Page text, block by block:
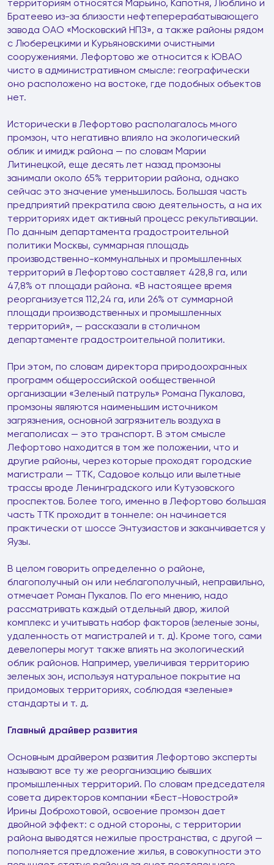
территориям относятся Марьино, Капотня, Люблино и
Братеево из-за близости нефтеперерабатывающего
завода ОАО «Московский НПЗ», а также районы рядом
с Люберецкими и Курьяновскими очистными
сооружениями. Лефортово же относится к ЮВАО
чисто в административном смысле: географически
оно расположено на востоке, где подобных объектов
нет.
Исторически в Лефортово располагалось много
промзон, что негативно влияло на экологический
облик и имидж района — по словам Марии
Литинецкой, еще десять лет назад промзоны
занимали около 65% территории района, однако
сейчас это значение уменьшилось. Большая часть
предприятий прекратила свою деятельность, а на их
территориях идет активный процесс рекультивации.
По данным департамента градостроительной
политики Москвы, суммарная площадь
производственно-коммунальных и промышленных
территорий в Лефортово составляет 428,8 га, или
47,8% от площади района. «В настоящее время
реорганизуется 112,24 га, или 26% от суммарной
площади производственных и промышленных
территорий», — рассказали в столичном
департаменте градостроительной политики.
При этом, по словам директора природоохранных
программ общероссийской oобщественной
организации «Зеленый патруль» Романа Пукалова,
промзоны являются наименьшим источником
загрязнения, основной загрязнитель воздуха в
мегаполисах — это транспорт. В этом смысле
Лефортово находится в том же положении, что и
другие районы, через которые проходят городские
магистрали — ТТК, Садовое кольцо или вылетные
трассы вроде Ленинградского или Кутузовского
проспектов. Более того, именно в Лефортово большая
часть ТТК проходит в тоннеле: он начинается
практически от шоссе Энтузиастов и заканчивается у
Яузы.
В целом говорить определенно о районе,
благополучный он или неблагополучный, неправильно,
отмечает Роман Пукалов. По его мнению, надо
рассматривать каждый отдельный двор, жилой
комплекс и учитывать набор факторов (зеленые зоны,
удаленность от магистралей и т. д). Кроме того, сами
девелоперы могут также влиять на экологический
облик районов. Например, увеличивая территорию
зеленых зон, используя натуральное покрытие на
придомовых территориях, соблюдая «зеленые»
стандарты и т. д.
Главный драйвер развития
Основным драйвером развития Лефортово эксперты
называют все ту же реорганизацию бывших
промышленных территорий. По словам председателя
совета директоров компании «Бест-Новострой»
Ирины Доброхотовой, освоение промзон дает
двойной эффект: с одной стороны, с территории
района выводятся нежилые пространства, с другой —
пополняется предложение жилья, в совокупности это